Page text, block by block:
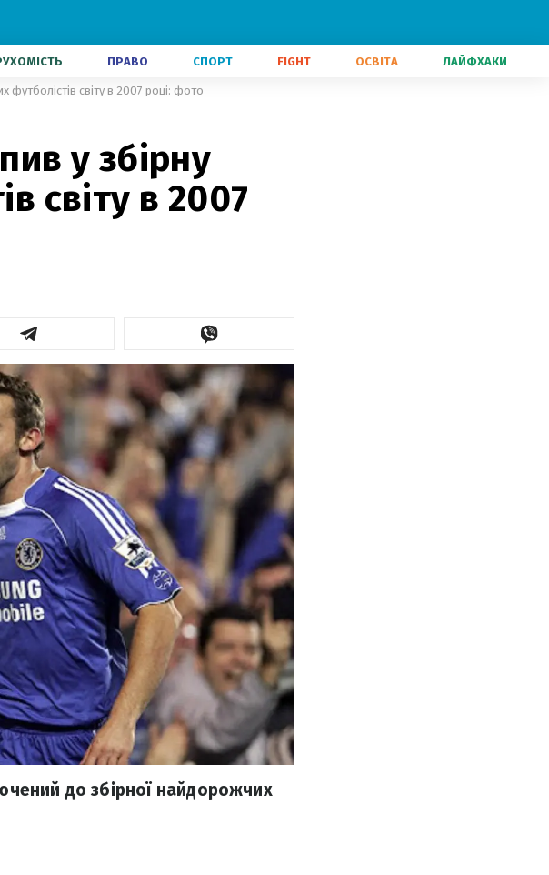
ПРАВО СПОРТ FIGHT ОСВІТА ЛАЙФХАКИ
світу в 2007 році: фото
у збірну
світу в 2007
до збірної найдорожчих